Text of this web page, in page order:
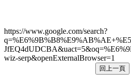
https://www.google.com/search?
wiz-serp&openExternalBrowser=1
回上一頁